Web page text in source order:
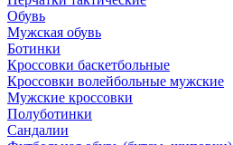
Обувь
Мужская обувь
Ботинки
Кроссовки баскетбольные
Кроссовки волейбольные мужские
Мужские кроссовки
Полуботинки
Сандалии